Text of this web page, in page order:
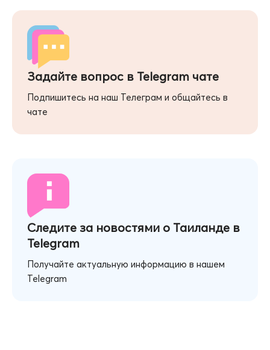
Задайте вопрос в Telegram чате
Подпишитесь на наш Телеграм и общайтесь в
чате
Следите за новостями о Таиланде в
Telegram
Получайте актуальную информацию в нашем
Telegram